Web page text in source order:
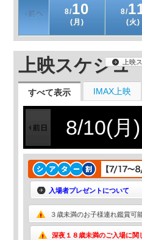
8/10
(月)
8/
(火)
上映スケジュ
すべて表示 IMAX上映
上映
8/10(月)
入場者プレゼントについて
３歳未満のお子様連れ鑑賞可
深夜１８歳未満のご入場に関